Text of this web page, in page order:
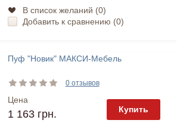
В список желаний (0)
Добавить к сравнению (0)
Пуф "Новик" МАКСИ-Мебель
0 отзывов
Цена
1 163 грн. Купить